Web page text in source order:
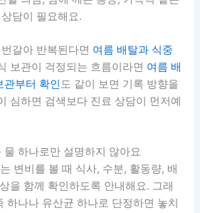
담이 필요해요.
갈아 반복된다면 여름 배탈과 식중
보관이 걱정되는 흐름이라면 여름 배
관부터 확인도 같이 보면 기록 방향을
심하면 검색보다 진료 상담이 먼저예
하나로만 설명하지 않아요
변비를 볼 때 식사, 수분, 활동량, 배
을 함께 확인하도록 안내해요. 그래
하나나 유산균 하나로 단정하면 놓치